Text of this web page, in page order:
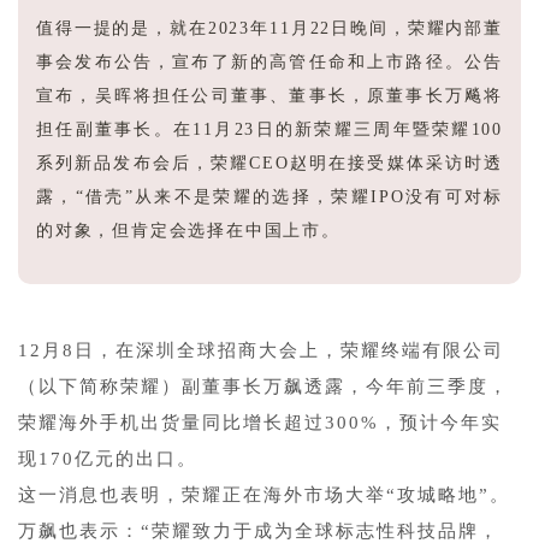
值得一提的是，就在2023年11月22日晚间，荣耀内部董
事会发布公告，宣布了新的高管任命和上市路径。公告
宣布，吴晖将担任公司董事、董事长，原董事长万飚将
担任副董事长。在11月23日的新荣耀三周年暨荣耀100
系列新品发布会后，荣耀CEO赵明在接受媒体采访时透
露，“借壳”从来不是荣耀的选择，荣耀IPO没有可对标
的对象，但肯定会选择在中国上市。
12月8日，在深圳全球招商大会上，荣耀终端有限公司
（以下简称荣耀）副董事长万飙透露，今年前三季度，
荣耀海外手机出货量同比增长超过300%，预计今年实
现170亿元的出口。
这一消息也表明，荣耀正在海外市场大举“攻城略地”。
万飙也表示：“荣耀致力于成为全球标志性科技品牌，